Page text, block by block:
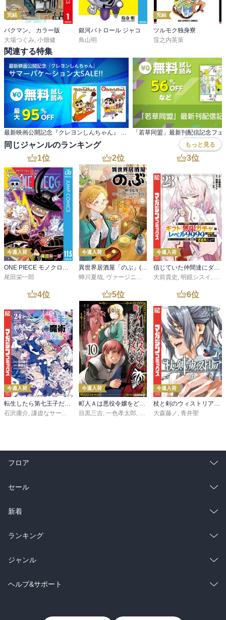
完結
バクマン。 カラー版
大場つぐみ, 小畑健
銀河パトロール ジャコ
鳥山明
完結
ツルモク独身寮
窪之内英策
関連する特集
最新映画公開記念『クレヨンしんちゃん』 サマーバケ～ション大SALE!! 「若草同盟」最新刊配信記念フェ
同じジャンルのランキング もっと見る
1位
今週入荷
尾田栄一郎
2位
今週入荷
蝉川夏哉 ヴァージニア二等兵 ,転
3位
今週入荷
大前貴史 明鏡シスイ
4位
今週入荷
転生したら第七王子だったので、気ままに魔術を極めます（２４）
石沢庸介, 謙虚なサークル メル。
5位
今週入荷
町人Ａは悪役令嬢をどうしても救いたい ～どぶと空と氷の姫君～１０【電子書店共通特典イラスト付】
目黒三吉, 一色孝太郎, Parum
6位
今週入荷
杖と剣のウィストリア（１６）
大森藤ノ , 青井聖
フロア
総合
ラノベ
雑誌・グラビア
BL・TL
セール
総合
ラノベ
雑誌・グラビア
BL・TL
新着
総合
ラノベ
雑誌・グラビア
ランキング
総合
ラノベ
ジャンル
コミック
ヘルプ&サポート